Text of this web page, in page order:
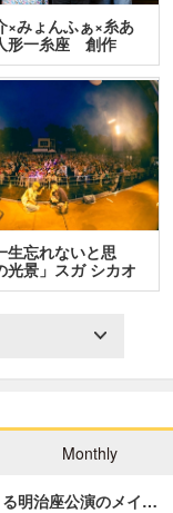
×みょんふぁ×糸あ
形一糸座 創作
生忘れないと思
光景」スガ シカオ
Monthly
明治座公演のメイ…